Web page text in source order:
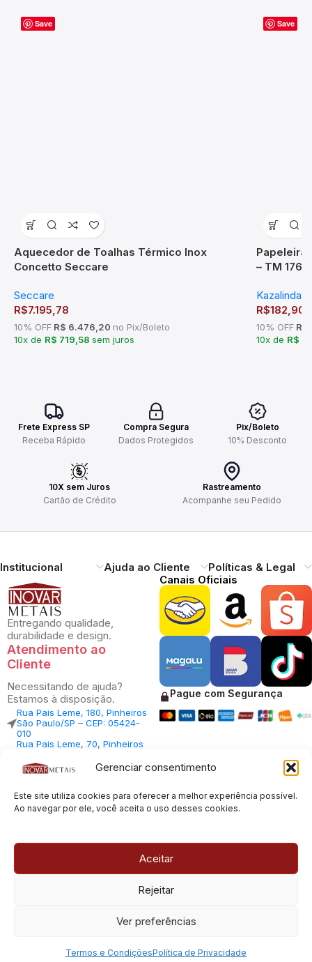
Gerenciar consentimento
Este site utiliza cookies para oferecer a melhor experiência possível.
Ao navegar por ele, você aceita o uso desses cookies.
Aceitar
Rejeitar
Ver preferências
Termos e CondiçõesPolítica de Privacidade
Save
Aquecedor de Toalhas Térmico Inox
Concetto Seccare
Seccare
R$7.195,78
10% OFF R$ 6.476,20 no Pix/Boleto
10x de R$ 719,58 sem juros
Save
Papeleira
– TM
Kazalinda
R$182,90
10% OFF R$
10x de R$
Frete Express SP
Receba Rápido
Compra Segura
Dados Protegidos
Pix/Boleto
10% Desconto
10X sem Juros
Cartão de Crédito
Rastreamento
Acompanhe seu Pedido
Institucional Ajuda ao Cliente Políticas & Legal
Entregando qualidade,
durabilidade e design.
Atendimento ao
Cliente
Necessitando de ajuda?
Estamos à disposição.
Rua Pais Leme, 180, Pinheiros
São Paulo/SP – CEP: 05424-
010
Rua Pais Leme, 70, Pinheiros
010
Central Vendas: (11) 98812-
Central Atendimento: (11)
94535-7237
Canais Oficiais
Pague com Segurança
© 2013 - 2026 |Inovar Metais| Todos os direitos reservados.
Desenvolvido porExperts Digitais
CNPJ: 23.100.120/0001-66